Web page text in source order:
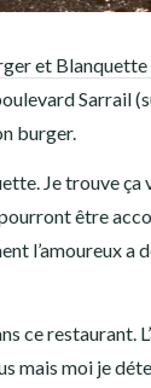
et
Sarrail
burger.
Je trouve ça
être
l’amoureux a
ce restaurant.
mais moi je